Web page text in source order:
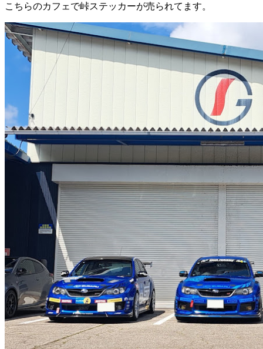
こちらのカフェで峠ステッカーが売られてます。